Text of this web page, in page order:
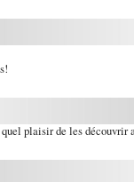
plaisir de les découvrir